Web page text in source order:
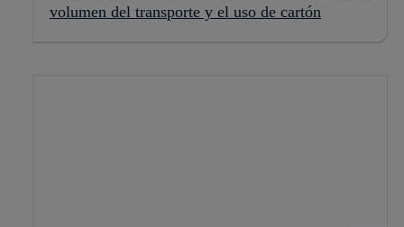
volumen del transporte y el uso de cartón